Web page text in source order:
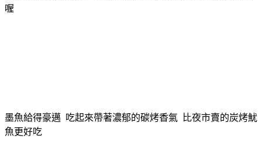
喔
墨魚給得豪邁 吃起來帶著濃郁的碳烤香氣 比夜市賣的炭烤魷
魚更好吃